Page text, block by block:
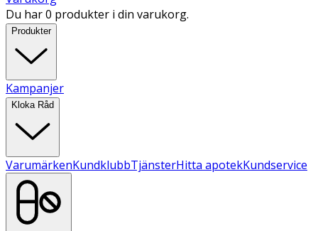
Du har 0 produkter i din varukorg.
Produkter
Kampanjer
Kloka Råd
VarumärkenKundklubbTjänsterHitta apotekKundservice